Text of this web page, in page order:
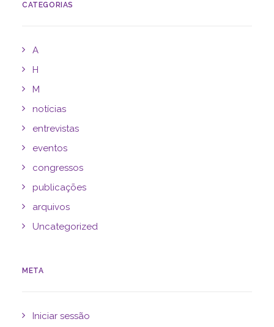
CATEGORIAS
A
H
M
notícias
entrevistas
eventos
congressos
publicações
arquivos
Uncategorized
META
Iniciar sessão